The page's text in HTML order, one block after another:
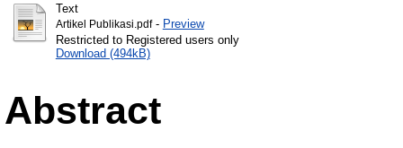
Text
Artikel Publikasi.pdf- Preview
Restricted to Registered users only
Download (494kB)
Abstract